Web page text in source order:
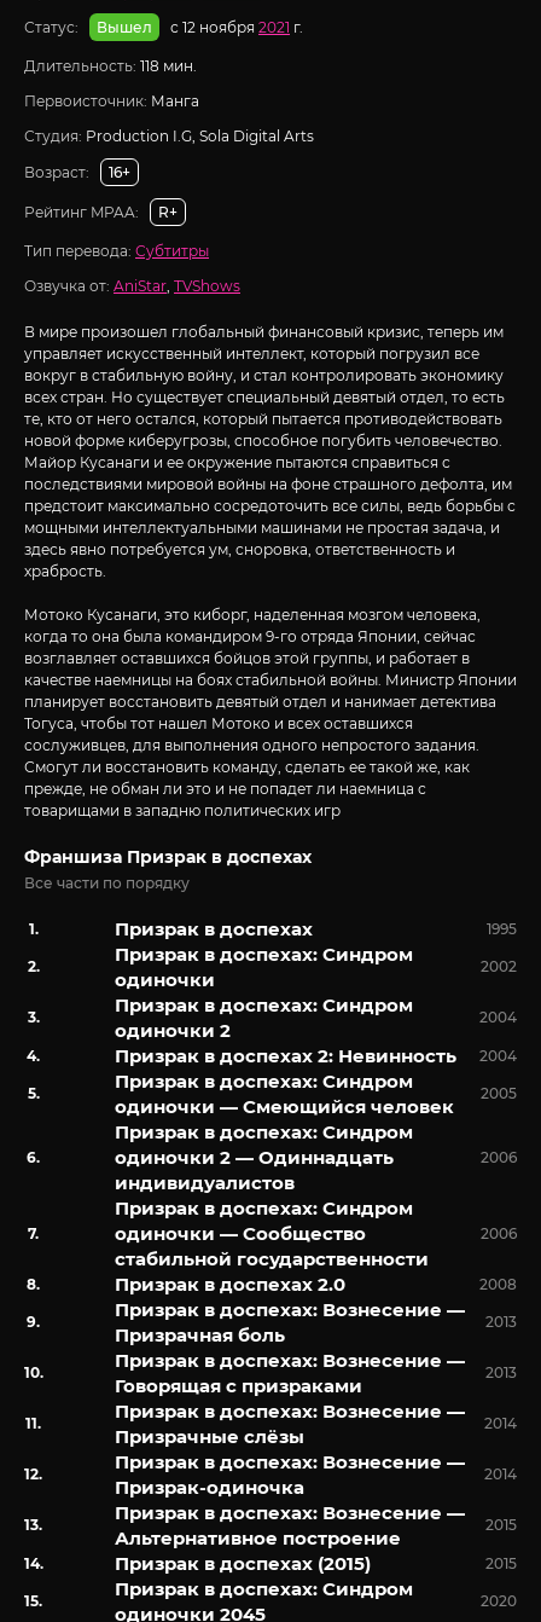
Статус:
Вышел с 12 ноября 2021 г.
Длительность: 118 мин.
Первоисточник: Манга
Студия: Production I.G, Sola Digital Arts
Возраст:
16+
Рейтинг MPAA: R+
Тип перевода: Субтитры
Озвучка от: AniStar, TVShows
В мире произошел глобальный финансовый кризис, теперь им
управляет искусственный интеллект, который погрузил все
вокруг в стабильную войну, и стал контролировать экономику
всех стран. Но существует специальный девятый отдел, то есть
те, кто от него остался, который пытается противодействовать
новой форме киберугрозы, способное погубить человечество.
Майор Кусанаги и ее окружение пытаются справиться с
последствиями мировой войны на фоне страшного дефолта, им
предстоит максимально сосредоточить все силы, ведь борьбы с
мощными интеллектуальными машинами не простая задача, и
здесь явно потребуется ум, сноровка, ответственность и
храбрость.
Мотоко Кусанаги, это киборг, наделенная мозгом человека,
когда то она была командиром 9-го отряда Японии, сейчас
возглавляет оставшихся бойцов этой группы, и работает в
качестве наемницы на боях стабильной войны. Министр Японии
планирует восстановить девятый отдел и нанимает детектива
Тогуса, чтобы тот нашел Мотоко и всех оставшихся
сослуживцев, для выполнения одного непростого задания.
Смогут ли восстановить команду, сделать ее такой же, как
прежде, не обман ли это и не попадет ли наемница с
товарищами в западню политических игр
Франшиза Призрак в доспехах
Все части по порядку
Призрак в доспехах 1995
Призрак в доспехах: Синдром
одиночки
2002
Призрак в доспехах: Синдром
одиночки 2
2004
Призрак в доспехах 2: Невинность 2004
Призрак в доспехах: Синдром
одиночки — Смеющийся человек
2005
Призрак в доспехах: Синдром
одиночки 2 — Одиннадцать
индивидуалистов
2006
Призрак в доспехах: Синдром
одиночки — Сообщество
стабильной государственности
2006
Призрак в доспехах 2.0 2008
Призрак в доспехах: Вознесение —
Призрачная боль
2013
Призрак в доспехах: Вознесение —
Говорящая с призраками
2013
Призрак в доспехах: Вознесение —
Призрачные слёзы
2014
Призрак в доспехах: Вознесение —
Призрак-одиночка
2014
Призрак в доспехах: Вознесение —
Альтернативное построение
2015
Призрак в доспехах (2015) 2015
Призрак в доспехах: Синдром
одиночки 2045
2020